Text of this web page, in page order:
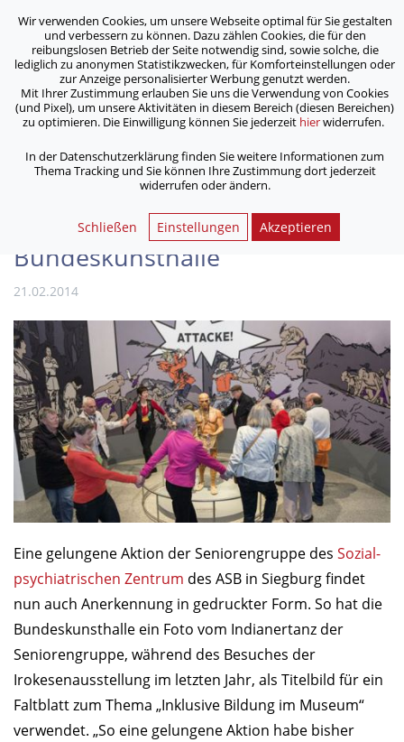
ASB Bonn/Rhein-Sieg/Eifel e.V.
bewegt Menschen
Home / Archiv /
Seniorengruppe des SPZ Siegburg auf Faltblatt der
Siegburg auf Faltblatt der
Bundeskunsthalle
21.02.2014
Eine gelungene Aktion der Seni­or­en­gruppe des Sozial­
psychia­trischen Zentrum des ASB in Siegburg findet
nun auch Aner­ken­nung in gedruckter Form. So hat die
Bundeskunsthalle ein Foto vom Indianertanz der
Senioren­gruppe, während des Besuches der
Irokesenausstellung im letzten Jahr, als Titelbild für ein
Faltblatt zum Thema „Inklusive Bildung im Museum“
verwendet. „So eine gelungene Aktion habe bisher
Wir verwenden Cookies, um unsere Webseite optimal für Sie gestalten
und verbessern zu können. Dazu zählen Cookies, die für den
reibungslosen Betrieb der Seite notwendig sind, sowie solche, die
lediglich zu anonymen Statistikzwecken, für Komforteinstellungen oder
zur Anzeige personalisierter Werbung genutzt werden.
Mit Ihrer Zustimmung erlauben Sie uns die Verwendung von Cookies
(und Pixel), um unsere Aktivitäten in diesem Bereich (diesen Bereichen)
zu optimieren. Die Einwilligung können Sie jederzeit hierwiderrufen.
In der Datenschutzerklärung finden Sie weitere Informationen zum
Thema Tracking und Sie können Ihre Zustimmung dort jederzeit
widerrufen oder ändern.
Schließen Einstellungen Akzeptieren